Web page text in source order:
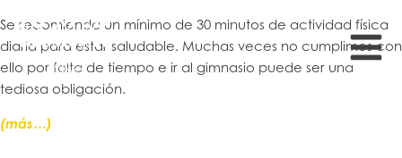
Se recomienda un mínimo de 30 minutos de actividad física
diaria para estar saludable. Muchas veces no cumplimos con
ello por falta de tiempo e ir al gimnasio puede ser una
tediosa obligación.
(más…)